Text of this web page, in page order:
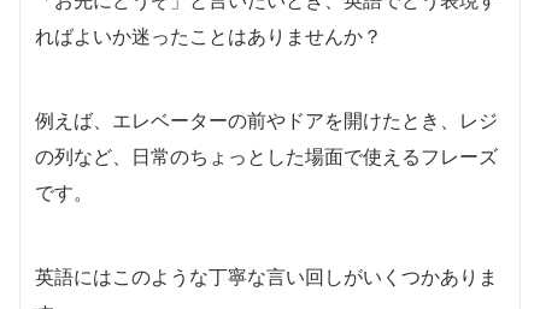
ればよいか迷ったことはありませんか？
例えば、エレベーターの前やドアを開けたとき、レジ
の列など、日常のちょっとした場面で使えるフレーズ
です。
英語にはこのような丁寧な言い回しがいくつかありま